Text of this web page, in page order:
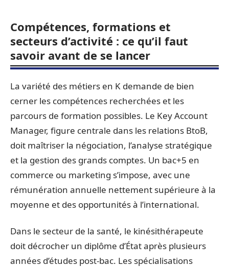
Compétences, formations et
secteurs d’activité : ce qu’il faut
savoir avant de se lancer
La variété des métiers en K demande de bien
cerner les compétences recherchées et les
parcours de formation possibles. Le Key Account
Manager, figure centrale dans les relations BtoB,
doit maîtriser la négociation, l’analyse stratégique
et la gestion des grands comptes. Un bac+5 en
commerce ou marketing s’impose, avec une
rémunération annuelle nettement supérieure à la
moyenne et des opportunités à l’international.
Dans le secteur de la santé, le kinésithérapeute
doit décrocher un diplôme d’État après plusieurs
années d’études post-bac. Les spécialisations